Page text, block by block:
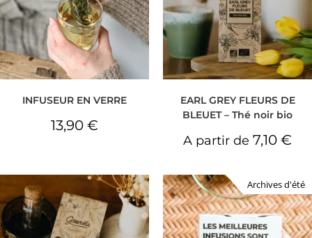
INFUSEUR EN VERRE
13,90 €
EARL GREY FLEURS DE
BLEUET – Thé noir bio
A partir de 7,10 €
Archives d'été